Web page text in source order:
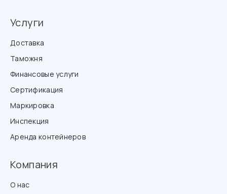
Услуги
Доставка
Таможня
Финансовые услуги
Сертификация
Маркировка
Инспекция
Аренда контейнеров
Компания
О нас